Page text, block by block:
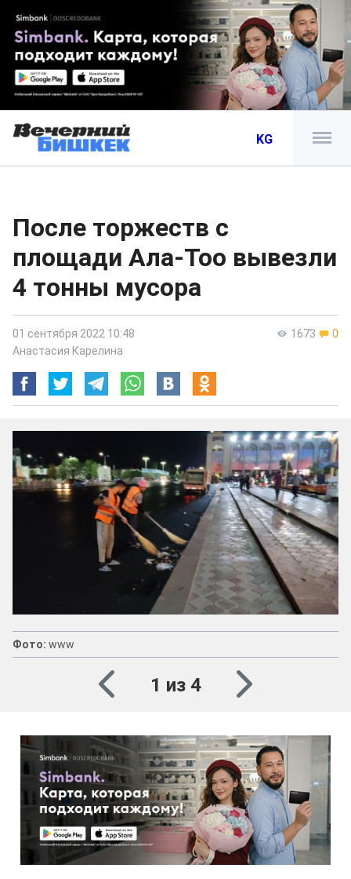
KG
После торжеств с
площади Ала-Тоо вывезли
4 тонны мусора
1673 0
01 сентября 2022 10:48
Анастасия Карелина
Фото: www
1 из 4